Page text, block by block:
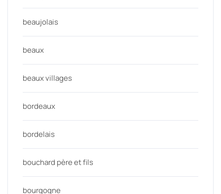
beaujolais
beaux
beaux villages
bordeaux
bordelais
bouchard père et fils
bourgogne